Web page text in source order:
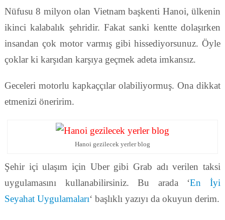
Nüfusu 8 milyon olan Vietnam başkenti Hanoi, ülkenin
ikinci kalabalık şehridir. Fakat sanki kentte dolaşırken
insandan çok motor varmış gibi hissediyorsunuz. Öyle
çoklar ki karşıdan karşıya geçmek adeta imkansız.
Geceleri motorlu kapkaççılar olabiliyormuş. Ona dikkat
etmenizi öneririm.
Hanoi gezilecek yerler blog
Şehir içi ulaşım için Uber gibi Grab adı verilen taksi
uygulamasını kullanabilirsiniz. Bu arada ‘En İyi
Seyahat Uygulamaları‘ başlıklı yazıyı da okuyun derim.